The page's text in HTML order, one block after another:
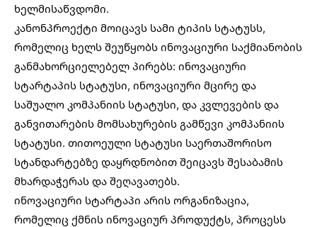
ხელმისაწვდომი.
კანონპროექტი მოიცავს სამი ტიპის სტატუსს,
რომელიც ხელს შეუწყობს ინოვაციური საქმიანობის
განმახორციელებელ პირებს: ინოვაციური
სტარტაპის სტატუსი, ინოვაციური მცირე და
საშუალო კომპანიის სტატუსი, და კვლევების და
განვითარების მომსახურების გამწევი კომპანიის
სტატუსი. თითოეული სტატუსი საერთაშორისო
სტანდარტებზე დაყრდნობით შეიცავს შესაბამის
მხარდაჭერას და შეღავათებს.
ინოვაციური სტარტაპი არის ორგანიზაცია,
რომელიც ქმნის ინოვაციურ პროდუქტს, პროცესს